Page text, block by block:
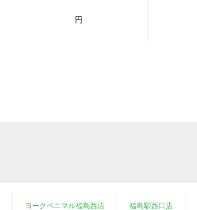
円
ヨークベニマル福島西店 福島駅西口店